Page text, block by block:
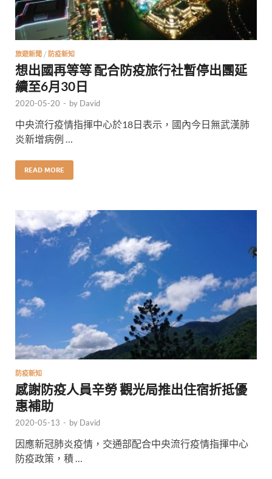
旅遊新聞 / 防疫新知
想出國再等等 配合防疫旅行社暫停出團延
續至6月30日
2020-05-20 - by David
中央流行疫情指揮中心於18日表示，國內今日無武漢肺
炎新增病例 …
READ MORE
防疫新知
感謝防疫人員辛勞 觀光局推出住宿折抵優
惠補助
2020-05-13 - by David
因應新冠肺炎疫情，交通部配合中央流行疫情指揮中心
防疫政策，積 …